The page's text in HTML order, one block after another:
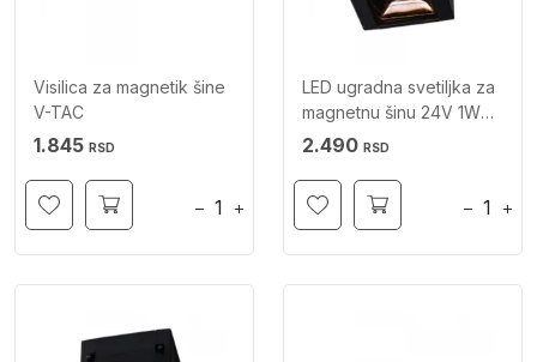
Visilica za magnetik šine
V-TAC
1.845 RSD
− +
LED ugradna svetiljka za
magnetnu šinu 24V 1W
4000K V-TAC
2.490 RSD
− +